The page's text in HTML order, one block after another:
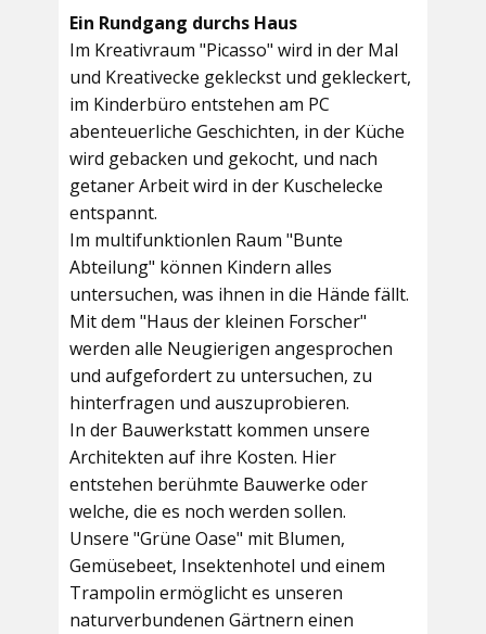
Ein Rundgang durchs Haus
Im Kreativraum "Picasso" wird in der Mal
und Kreativecke gekleckst und gekleckert,
im Kinderbüro entstehen am PC
abenteuerliche Geschichten, in der Küche
wird gebacken und gekocht, und nach
getaner Arbeit wird in der Kuschelecke
entspannt.
Im multifunktionlen Raum "Bunte
Abteilung" können Kindern alles
untersuchen, was ihnen in die Hände fällt.
Mit dem "Haus der kleinen Forscher"
werden alle Neugierigen angesprochen
und aufgefordert zu untersuchen, zu
hinterfragen und auszuprobieren.
In der Bauwerkstatt kommen unsere
Architekten auf ihre Kosten. Hier
entstehen berühmte Bauwerke oder
welche, die es noch werden sollen.
Unsere "Grüne Oase" mit Blumen,
Gemüsebeet, Insektenhotel und einem
Trampolin ermöglicht es unseren
naturverbundenen Gärtnern einen